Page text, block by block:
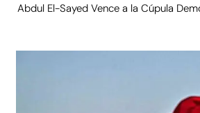
Abdul El-Sayed Vence a la Cúpula